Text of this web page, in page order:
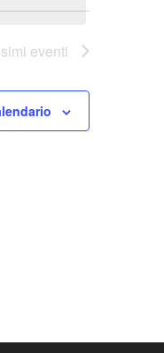
eventi